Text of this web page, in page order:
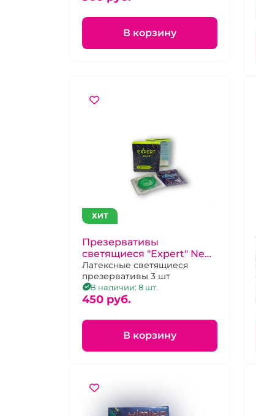
В корзину
ХИТ
Презервативы
светящиеся "Expert" Neon
3 шт.
Латексные светящиеся
презервативы 3 шт
В наличии: 8 шт.
450 pуб.
В корзину